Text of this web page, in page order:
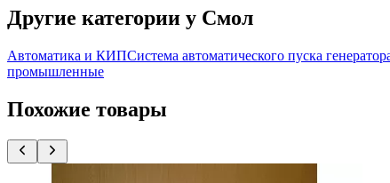
Другие категории у Смол
Автоматика и КИПСистема автоматического пуска
промышленные
Похожие товары